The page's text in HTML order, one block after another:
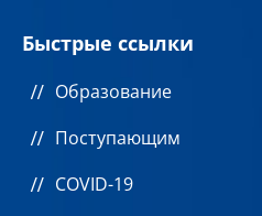
Быстрые ссылки
Образование
Поступающим
COVID-19